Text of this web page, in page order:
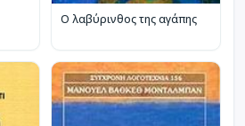
Ο λαβύρινθος της αγάπης